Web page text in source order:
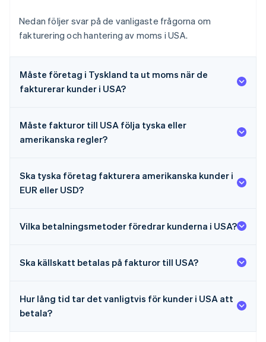
Nedan följer svar på de vanligaste frågorna om
fakturering och hantering av moms i USA.
Måste företag i Tyskland ta ut moms när de
fakturerar kunder i USA?
Måste fakturor till USA följa tyska eller
amerikanska regler?
Ska tyska företag fakturera amerikanska kunder i
EUR eller USD?
Vilka betalningsmetoder föredrar kunderna i USA?
Ska källskatt betalas på fakturor till USA?
Hur lång tid tar det vanligtvis för kunder i USA att
betala?
Australien
English